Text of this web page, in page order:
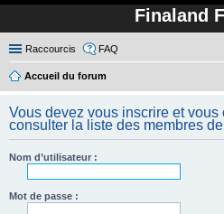
Finaland
Raccourcis FAQ
Accueil du forum
Vous devez vous inscrire et
consulter la liste des membres de
Nom d’utilisateur :
Mot de passe :